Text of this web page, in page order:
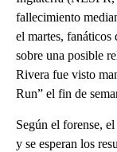
fallecimiento
el martes, fanáticos
sobre una posible
Rivera fue visto
Run” el fin de
Según el forense,
y se esperan los